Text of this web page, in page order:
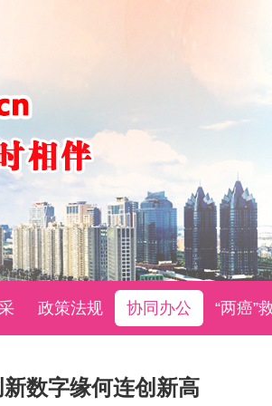
政策法规 协同办公 “两癌”
数字缘何连创新高